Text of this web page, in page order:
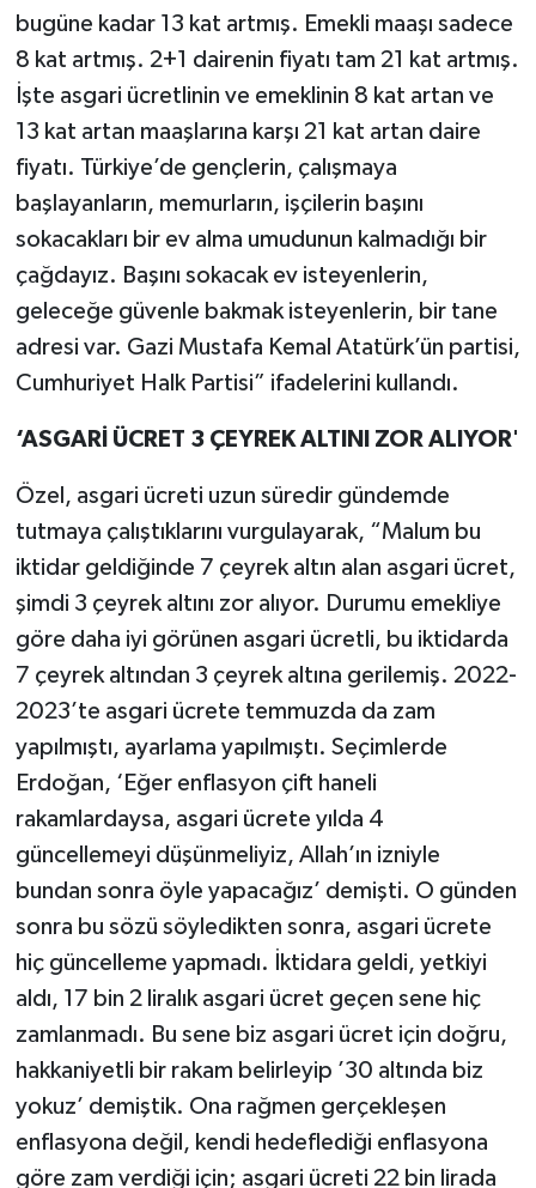
bugüne kadar 13 kat artmış. Emekli maaşı sadece
8 kat artmış. 2+1 dairenin fiyatı tam 21 kat artmış.
İşte asgari ücretlinin ve emeklinin 8 kat artan ve
13 kat artan maaşlarına karşı 21 kat artan daire
fiyatı. Türkiye’de gençlerin, çalışmaya
başlayanların, memurların, işçilerin başını
sokacakları bir ev alma umudunun kalmadığı bir
çağdayız. Başını sokacak ev isteyenlerin,
geleceğe güvenle bakmak isteyenlerin, bir tane
adresi var. Gazi Mustafa Kemal Atatürk’ün partisi,
Cumhuriyet Halk Partisi” ifadelerini kullandı.
‘ASGARİ ÜCRET 3 ÇEYREK ALTINI ZOR ALIYOR'
Özel, asgari ücreti uzun süredir gündemde
tutmaya çalıştıklarını vurgulayarak, “Malum bu
iktidar geldiğinde 7 çeyrek altın alan asgari ücret,
şimdi 3 çeyrek altını zor alıyor. Durumu emekliye
göre daha iyi görünen asgari ücretli, bu iktidarda
7 çeyrek altından 3 çeyrek altına gerilemiş. 2022-
2023’te asgari ücrete temmuzda da zam
yapılmıştı, ayarlama yapılmıştı. Seçimlerde
Erdoğan, ‘Eğer enflasyon çift haneli
rakamlardaysa, asgari ücrete yılda 4
güncellemeyi düşünmeliyiz, Allah’ın izniyle
bundan sonra öyle yapacağız’ demişti. O günden
sonra bu sözü söyledikten sonra, asgari ücrete
hiç güncelleme yapmadı. İktidara geldi, yetkiyi
aldı, 17 bin 2 liralık asgari ücret geçen sene hiç
zamlanmadı. Bu sene biz asgari ücret için doğru,
hakkaniyetli bir rakam belirleyip ’30 altında biz
yokuz’ demiştik. Ona rağmen gerçekleşen
enflasyona değil, kendi hedeflediği enflasyona
göre zam verdiği için; asgari ücreti 22 bin lirada